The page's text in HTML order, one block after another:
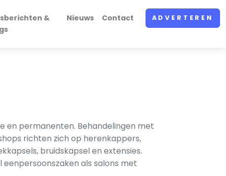
&
Nieuws Contact ADVERTEREN
en permanenten. Behandelingen met
richten zich op herenkappers,
bruidskapsel en extensies.
als salons met